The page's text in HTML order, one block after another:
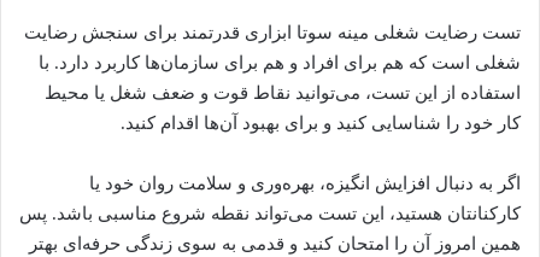
تست رضایت شغلی مینه سوتا ابزاری قدرتمند برای سنجش رضایت
شغلی است که هم برای افراد و هم برای سازمان‌ها کاربرد دارد. با
استفاده از این تست، می‌توانید نقاط قوت و ضعف شغل یا محیط
کار خود را شناسایی کنید و برای بهبود آن‌ها اقدام کنید.
اگر به دنبال افزایش انگیزه، بهره‌وری و سلامت روان خود یا
کارکنانتان هستید، این تست می‌تواند نقطه شروع مناسبی باشد. پس
همین امروز آن را امتحان کنید و قدمی به سوی زندگی حرفه‌ای بهتر